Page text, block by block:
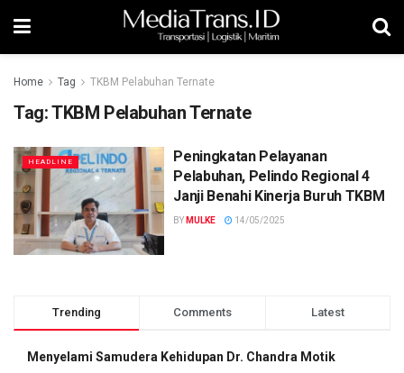
Home Tag TKBM Pelabuhan Ternate
Tag:TKBM Pelabuhan Ternate
HEADLINE
Peningkatan Pelayanan
Pelabuhan, Pelindo Regional 4
Janji Benahi Kinerja Buruh TKBM
BY MULKE 14/05/2025
Trending Comments Latest
Menyelami Samudera Kehidupan Dr. Chandra Motik